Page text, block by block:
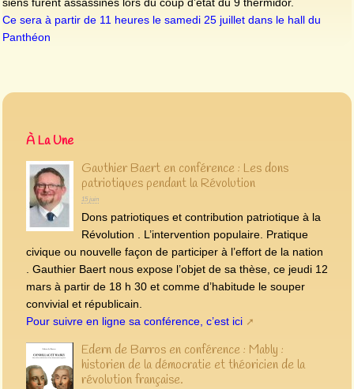
Ce sera à partir de 11 heures le samedi 25 juillet dans le hall du
Panthéon
À La Une
Gauthier Baert en conférence : Les dons
patriotiques pendant la Révolution
15 juin
Dons patriotiques et contribution patriotique à la
Révolution . L’intervention populaire. Pratique
civique ou nouvelle façon de participer à l’effort de la nation
. Gauthier Baert nous expose l’objet de sa thèse, ce jeudi 12
mars à partir de 18 h 30 et comme d’habitude le souper
convivial et républicain.
Pour suivre en ligne sa conférence, c’est ici
Edern de Barros en conférence : Mably :
historien de la démocratie et théoricien de la
révolution française.